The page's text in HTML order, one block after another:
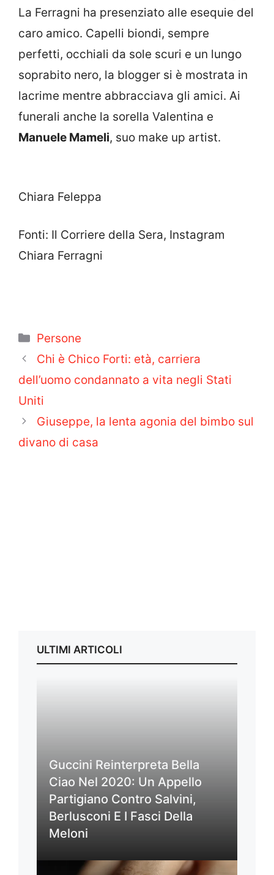
La Ferragni ha presenziato alle esequie del
caro amico. Capelli biondi, sempre
perfetti, occhiali da sole scuri e un lungo
soprabito nero, la blogger si è mostrata in
lacrime mentre abbracciava gli amici. Ai
funerali anche la sorella Valentina e
Manuele Mameli, suo make up artist.
Chiara Feleppa
Fonti: Il Corriere della Sera, Instagram
Chiara Ferragni
Categorie
Persone
Chi è Chico Forti: età, carriera
dell’uomo condannato a vita negli Stati
Uniti
Giuseppe, la lenta agonia del bimbo sul
divano di casa
ULTIMI ARTICOLI
Guccini Reinterpreta Bella
Ciao Nel 2020: Un Appello
Partigiano Contro Salvini,
Berlusconi E I Fasci Della
Meloni